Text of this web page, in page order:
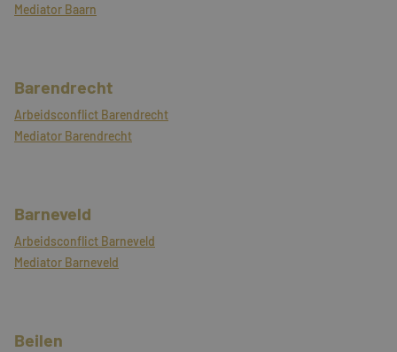
Mediator Baarn
Barendrecht
Arbeidsconflict Barendrecht
Mediator Barendrecht
Barneveld
Arbeidsconflict Barneveld
Mediator Barneveld
Beilen